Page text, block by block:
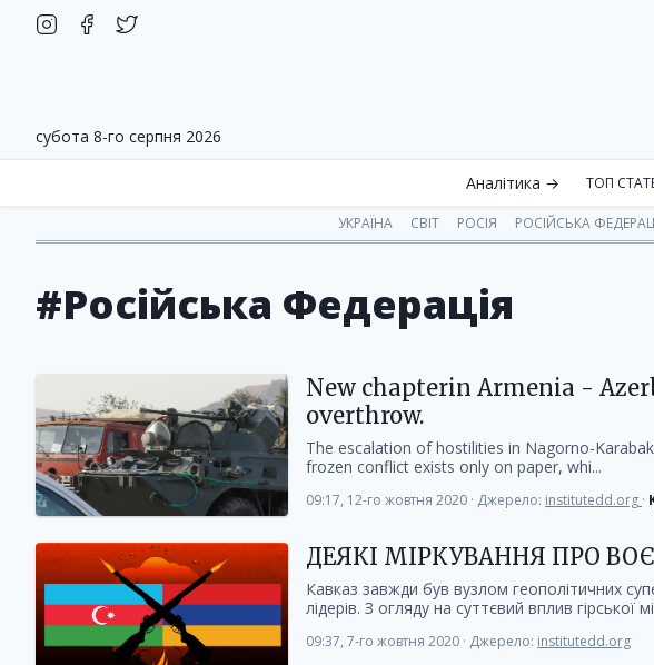
субота 8-го серпня 2026
Аналітика → ТОП
УКРАЇНА СВІТ РОСІЯ РОСІЙСЬКА
#Російська Федерація
New chapterin Armenia -
overthrow.
The escalation of hostilities in Nagorno-
frozen conflict exists only on paper, whi...
09:17, 12-го жовтня 2020 · Джерело: institutedd.org ·
ДЕЯКІ МІРКУВАННЯ ПРО
Кавказ завжди був вузлом геополітичних
лідерів. З огляду на суттєвий вплив гірської
09:37, 7-го жовтня 2020 · Джерело: institutedd.org